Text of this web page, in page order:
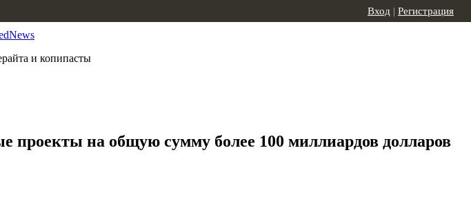
и копипасты
Вход | Регистрация
проекты на общую сумму более 100 миллиардов долларов